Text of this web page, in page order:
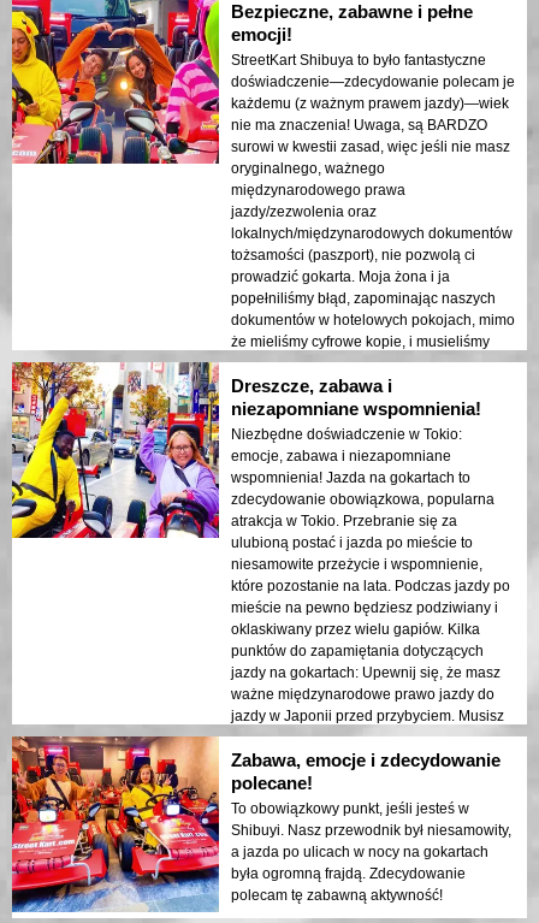
bardzo się cieszę! Kiedy zaczęliśmy
jeździć, deszcz już osłabł, a popołudniowa
pogoda była znacznie chłodniejsza, co
uczyniło jazdę jeszcze lepszą. Nasz
przewodnik był niesamowity. Był bardzo
miły, informacyjny i sprawił, że czuliśmy się
niezwykle bezpiecznie na drogach.
Przemienił wycieczkę w niezapomnianą
przygodę, prowadząc nas po Tokio i przez
skrzyżowanie Shibuya. Mieliśmy wielu
ludzi robiących zdjęcia i machających do
nas – to było bardzo ekscytujące! Jazda nie
była tak straszna, jak się wydawało,
ponieważ inni użytkownicy dróg byli bardzo
ostrożni i szanowali naszą obecność. To
zdecydowanie była zabawna, przyjemna i
się, że poszliśmy na to mimo deszczu –
uczyniło to doświadczenie jeszcze bardziej
wyjątkowym. Dziękujemy zespołowi
kartingowemu, a szczególnie
przewodnikowi, za uczynienie tego naszym
ulubionym i najbardziej niezapomnianym
doświadczeniem w Japonii! 🥰
Bezpieczne, zabawne i pełne
emocji!
StreetKart Shibuya to było fantastyczne
doświadczenie—zdecydowanie polecam je
każdemu (z ważnym prawem jazdy)—wiek
nie ma znaczenia! Uwaga, są BARDZO
surowi w kwestii zasad, więc jeśli nie masz
oryginalnego, ważnego
międzynarodowego prawa
jazdy/zezwolenia oraz
lokalnych/międzynarodowych dokumentów
tożsamości (paszport), nie pozwolą ci
prowadzić gokarta. Moja żona i ja
popełniliśmy błąd, zapominając naszych
dokumentów w hotelowych pokojach, mimo
że mieliśmy cyfrowe kopie, i musieliśmy
wrócić po oryginały. Byłem naprawdę pod
wrażeniem ich dbałości o szczegóły. Mimo
to, przeprowadzili również szczegółowe (i
super zabawne!) szkolenie dotyczące
bezpieczeństwa, starannie
przeprowadzając nas nie tylko przez
obsługę gokarta, ale także przez zasady
ruchu drogowego, znaki i procedury
awaryjne. Rzeczywiste doświadczenie
jazdy, które nastąpiło później, było gładkie
jak masło. Wszyscy byli spokojni, a my
wszyscy świetnie się bawiliśmy, wciskając
pedał do dechy i rozkręcając VROOM na
asfalcie. Nie jestem pewien, czy będziesz
miał tyle szczęścia co my, aby mieć
przewodnika takiego jak nasz, ale jeśli tak,
jesteś w dobrych rękach i na pewno
był absolutnie na miejscu—fantastyczny
instruktor, ostrożny kierowca, ale także
naprawdę zabawny lider! Mieliśmy tak
wspaniały czas, że planujemy wrócić po
więcej, a jeśli to możliwe, poprosimy o tego
samego przewodnika jako naszego lidera
drużyny. Fantastyczne doświadczenie
ogólnie! Uwielbiałem każdą jego część.
Dreszcze, zabawa i
niezapomniane wspomnienia!
Niezbędne doświadczenie w Tokio:
emocje, zabawa i niezapomniane
wspomnienia! Jazda na gokartach to
zdecydowanie obowiązkowa, popularna
atrakcja w Tokio. Przebranie się za
ulubioną postać i jazda po mieście to
niesamowite przeżycie i wspomnienie,
które pozostanie na lata. Podczas jazdy po
mieście na pewno będziesz podziwiany i
oklaskiwany przez wielu gapiów. Kilka
punktów do zapamiętania dotyczących
jazdy na gokartach: Upewnij się, że masz
ważne międzynarodowe prawo jazdy do
jazdy w Japonii przed przybyciem. Musisz
zdobyć to prawo jazdy w swoim kraju, a nie
w Japonii. Kiedy tam byliśmy, pewna para
przyjechała z nieuznawanym
międzynarodowym prawem jazdy i nie
została dopuszczona do wycieczki. Pytali,
czy mogą uzyskać międzynarodowe prawo
jazdy w Japonii, ale odpowiedź brzmiała:
nie - wróćcie następnym razem z ważnym
Zabawa, emocje i zdecydowanie
polecane!
To obowiązkowy punkt, jeśli jesteś w
Shibuyi. Nasz przewodnik był niesamowity,
a jazda po ulicach w nocy na gokartach
była ogromną frajdą. Zdecydowanie
polecam tę zabawną aktywność!